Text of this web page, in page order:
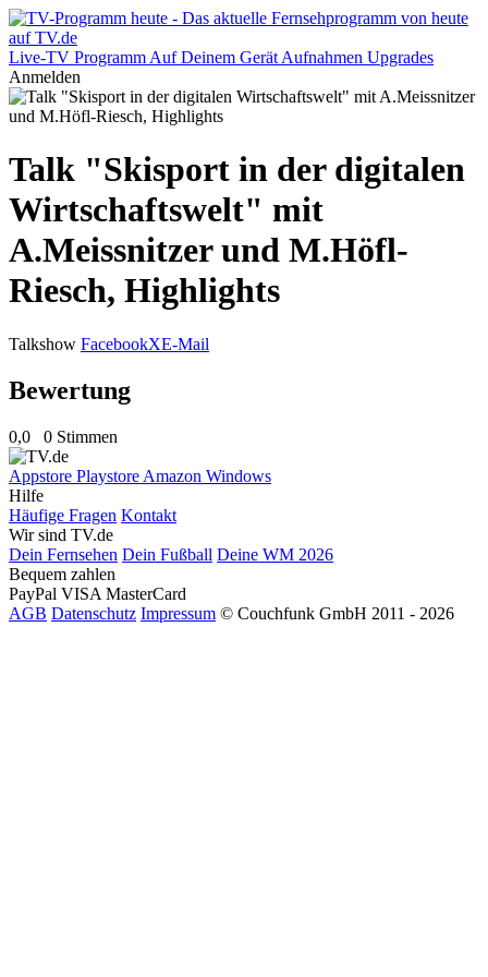
Live-TV Programm Auf Deinem Gerät Aufnahmen Upgrades
Anmelden
Talk "Skisport in der digitalen
Wirtschaftswelt" mit
A.Meissnitzer und M.Höfl-
Riesch, Highlights
Talkshow FacebookXE-Mail
Bewertung
0,0 0 Stimmen
Appstore Playstore Amazon Windows
Hilfe
Häufige Fragen Kontakt
Wir sind TV.de
Dein Fernsehen Dein Fußball Deine WM 2026
Bequem zahlen
PayPal VISA MasterCard
AGB Datenschutz Impressum © Couchfunk GmbH 2011 - 2026